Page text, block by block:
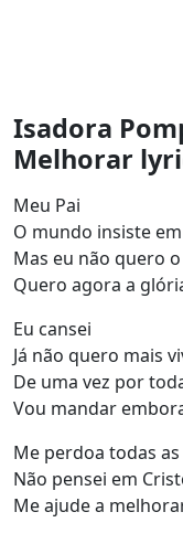
Isadora
Melhorar
Meu Pai
O mundo insiste
Mas eu não quero
Quero agora a
Eu cansei
Já não quero mais
De uma vez por
Vou mandar
Me perdoa todas
Não pensei em
Me ajude a